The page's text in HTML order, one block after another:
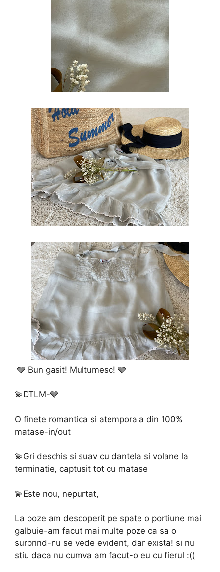
🩶 Bun gasit! Multumesc! 🩶
💫DTLM-🩶
O finete romantica si atemporala din 100%
matase-in/out
💫Gri deschis si suav cu dantela si volane la
terminatie, captusit tot cu matase
💫Este nou, nepurtat,
La poze am descoperit pe spate o portiune mai
galbuie-am facut mai multe poze ca sa o
surprind-nu se vede evident, dar exista! si nu
stiu daca nu cumva am facut-o eu cu fierul :((